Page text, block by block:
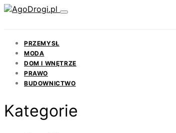
PRZEMYSŁ
MODA
DOM I WNĘTRZE
PRAWO
BUDOWNICTWO
Kategorie